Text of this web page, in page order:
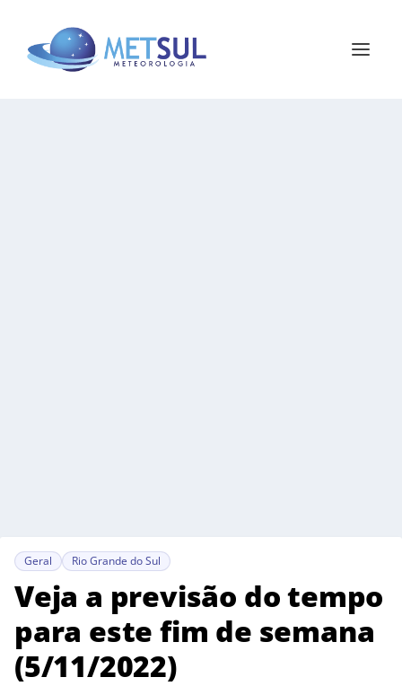
Geral Rio Grande do Sul
Veja a previsão do tempo
para este fim de semana
(5/11/2022)